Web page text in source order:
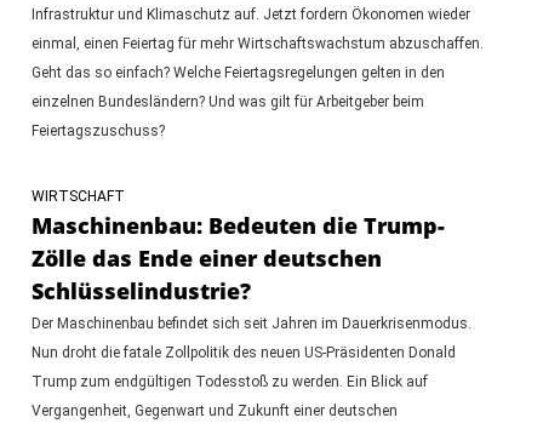
Infrastruktur und Klimaschutz auf. Jetzt fordern Ökonomen wieder
einmal, einen Feiertag für mehr Wirtschaftswachstum abzuschaffen.
Geht das so einfach? Welche Feiertagsregelungen gelten in den
einzelnen Bundesländern? Und was gilt für Arbeitgeber beim
Feiertagszuschuss?
WIRTSCHAFT
Maschinenbau: Bedeuten die Trump-
Zölle das Ende einer deutschen
Schlüsselindustrie?
Der Maschinenbau befindet sich seit Jahren im Dauerkrisenmodus.
Nun droht die fatale Zollpolitik des neuen US-Präsidenten Donald
Trump zum endgültigen Todesstoß zu werden. Ein Blick auf
Vergangenheit, Gegenwart und Zukunft einer deutschen